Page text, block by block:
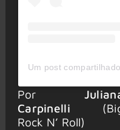
Por
Carpinelli
Rock N’ Roll)